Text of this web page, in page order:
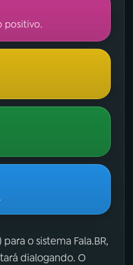
positivo.
o sistema Fala.BR,
dialogando. O